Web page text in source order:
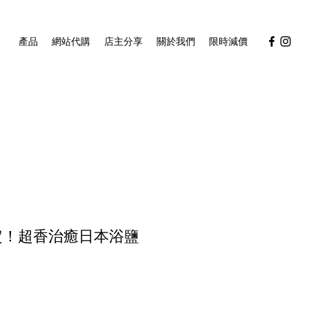
產品 網站代購 店主分享 關於我們 限時減價
超香治癒日本浴鹽